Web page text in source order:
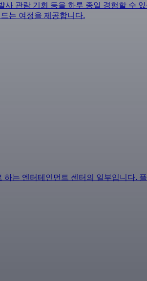
관람 기회 등을 하루 종일 경험할 수
는 여정을 제공합니다.
는 엔터테인먼트 센터의 일부입니다.